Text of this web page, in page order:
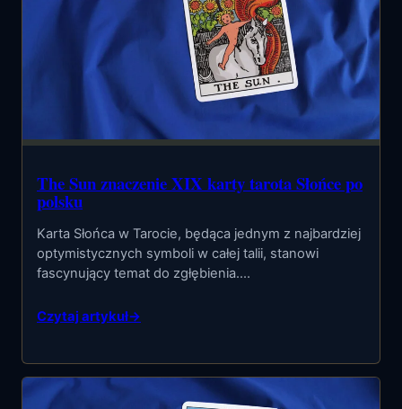
The Sun znaczenie XIX karty tarota Słońce po
polsku
Karta Słońca w Tarocie, będąca jednym z najbardziej
optymistycznych symboli w całej talii, stanowi
fascynujący temat do zgłębienia.…
Czytaj artykuł→